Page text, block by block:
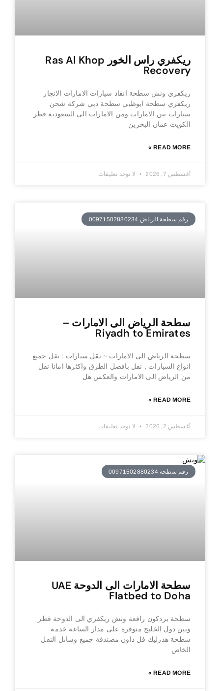
ريكفري راس الخور Ras Al Khop
Recovery
ريكفري ونش سطحة انقاذ سيارات الامارات الانجاز
ريكفري سطحة ابوظبي سطحة دبي شركة شحن
سيارات بين الامارات ومن الامارات الى السعودية قطر
الكويت عمان البحرين
READ MORE »
أغسطس 7, 2026 لا توجد تعليقات
رقم سطحة الرياض 00971502880234
سطحة الرياض الى الامارات –
Riyadh to Emirates
سطحة الرياض الى الامارات ~ نقل سيارات : نقل جميع
انواع السيارات , نقل بافضل الطرق واكثرها امانا نقل
من الرياض الى الامارات والعكس هل
READ MORE »
أغسطس 2, 2026 لا توجد تعليقات
رقم سطحة 00971502880234
سطحة الامارات الى الدوحة UAE
Flatbed to Doha
سطحة بردكون رافعة ونش ريكفري الى الدوحة قطر
وبين دول الخليج متوفرة على مدار الساعة خدمة
سطحة هدرليك فل داون مصندقة جميع وساىل النقل
الخاص
READ MORE »